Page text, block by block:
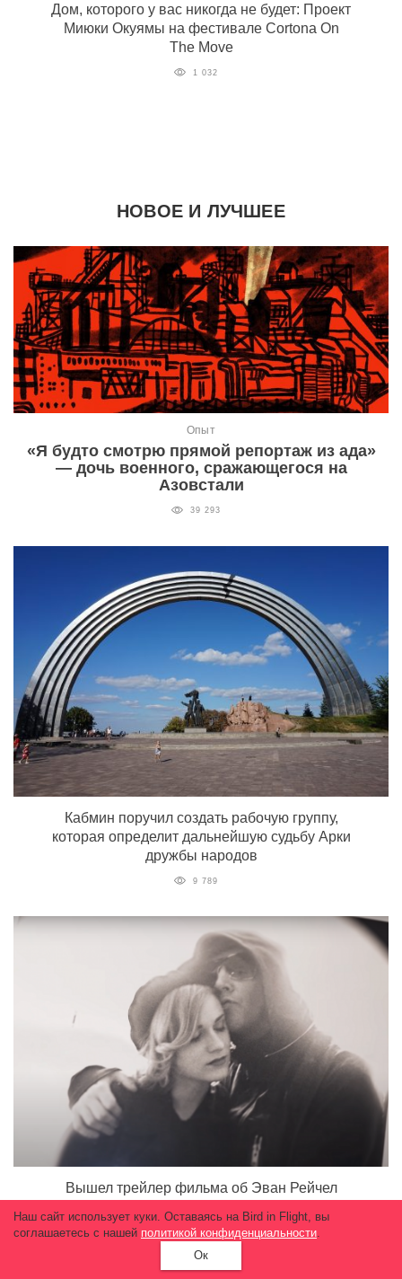
Дом, которого у вас никогда не будет: Проект
Миюки Окуямы на фестивале Cortona On
The Move
1 032
НОВОЕ И ЛУЧШЕЕ
Опыт
«Я будто смотрю прямой репортаж из ада»
— дочь военного, сражающегося на
Азовстали
39 293
Кабмин поручил создать рабочую группу,
которая определит дальнейшую судьбу Арки
дружбы народов
9 789
Вышел трейлер фильма об Эван Рейчел
Мэрилина Мэнсона
12 002
Наш сайт использует куки. Оставаясь на Bird in Flight, вы
соглашаетесь с нашей политикой конфиденциальности.
Ок